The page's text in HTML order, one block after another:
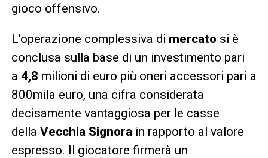
gioco offensivo.
L’operazione complessiva di mercato si è
conclusa sulla base di un investimento pari
a 4,8 milioni di euro più oneri accessori pari a
800mila euro, una cifra considerata
decisamente vantaggiosa per le casse
della Vecchia Signorain rapporto al valore
espresso. Il giocatore firmerà un